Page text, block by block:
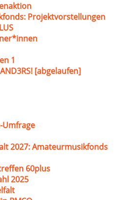
Projektvorstellungen
1
[abgelaufen]
Umfrage
2027: Amateurmusikfonds
60plus
2025